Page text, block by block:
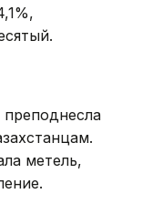
метель,